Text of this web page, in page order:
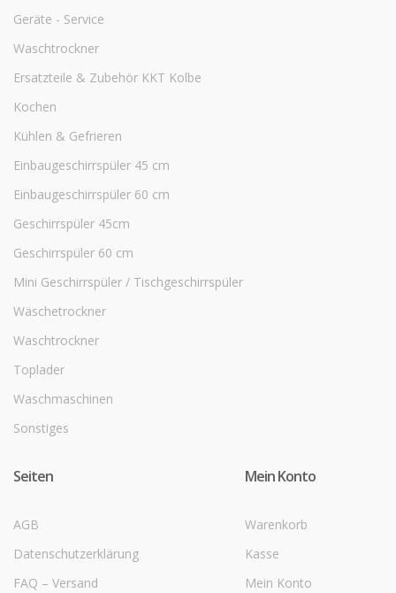
Geräte - Service
Waschtrockner
Ersatzteile & Zubehör KKT Kolbe
Kochen
Kühlen & Gefrieren
Einbaugeschirrspüler 45 cm
Einbaugeschirrspüler 60 cm
Geschirrspüler 45cm
Geschirrspüler 60 cm
Mini Geschirrspüler / Tischgeschirrspüler
Wäschetrockner
Waschtrockner
Toplader
Waschmaschinen
Sonstiges
Seiten
AGB
Datenschutzerklärung
FAQ – Versand
Mein Konto
Warenkorb
Kasse
Mein Konto